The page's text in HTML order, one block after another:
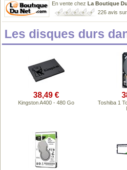
En vente chez La Boutique
226 avis
Les disques durs
38,49 €
Kingston A400 - 480 Go
Toshiba 1